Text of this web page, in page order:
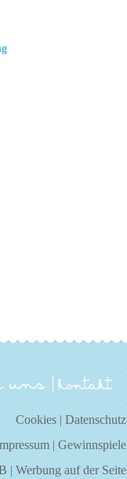
kontakt
Cookies|Datenschutz
|Gewinnspiele
|Werbung auf der Seite